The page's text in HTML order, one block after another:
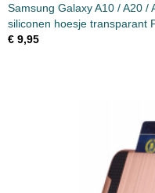
Samsung Galaxy A10 / A20 /
siliconen hoesje transparant
€ 9,95